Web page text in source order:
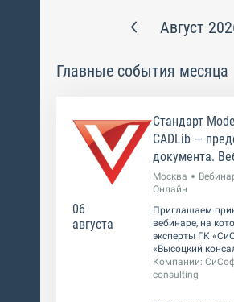
Август
Главные события месяца
06
августа
Стандарт
CADLib —
документа.
Москва
Онлайн
Приглашаем
вебинаре, на
эксперты ГК
«Высоцкий
Компании:
consulting